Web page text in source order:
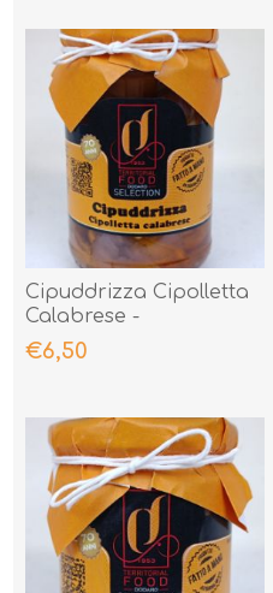
Cipuddrizza Cipolletta
Calabrese -
Lampascioni 290gr
€6,50